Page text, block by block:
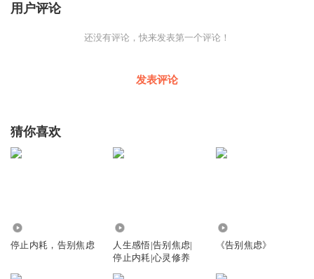
用户评论
还没有评论，快来发表第一个评论！
发表评论
猜你喜欢
停止内耗，告别焦虑
人生感悟|告别焦虑|
停止内耗|心灵修养
《告别焦虑》